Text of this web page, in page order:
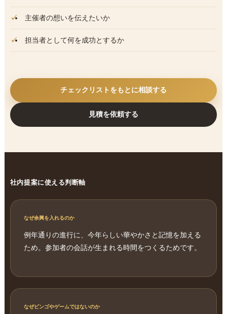
主催者の想いを伝えたいか
担当者として何を成功とするか
チェックリストをもとに相談する
見積を依頼する
社内提案に使える判断軸
なぜ余興を入れるのか
例年通りの進行に、今年らしい華やかさと記憶を加える
ため。参加者の会話が生まれる時間をつくるためです。
なぜビンゴやゲームではないのか